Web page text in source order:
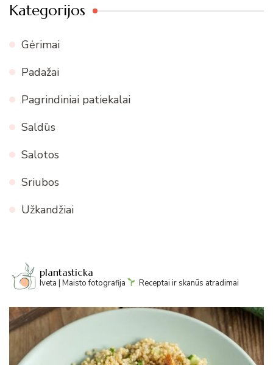
Kategorijos
Gėrimai
Padažai
Pagrindiniai patiekalai
Saldūs
Salotos
Sriubos
Užkandžiai
plantasticka
Iveta | Maisto fotografija Receptai ir skanūs atradimai